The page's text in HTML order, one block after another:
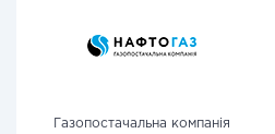
Газопостачальна компанія